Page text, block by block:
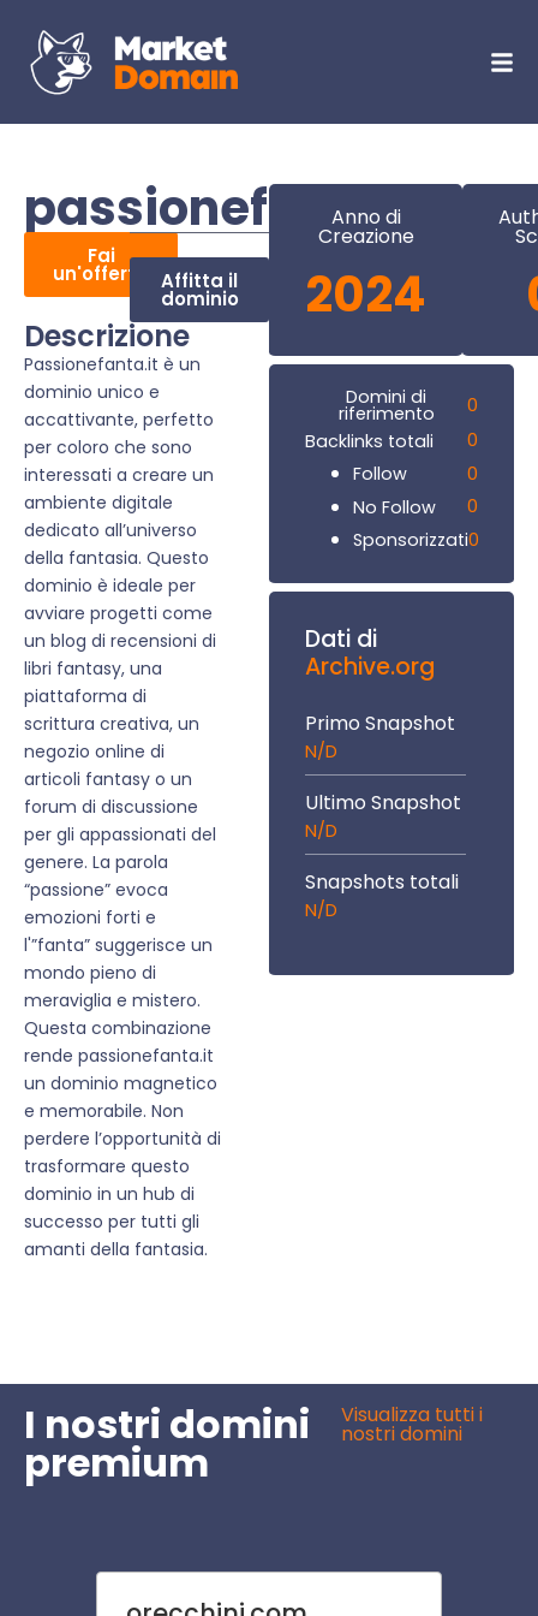
passionefanta.it
Fai
un'offerta Affitta il
dominio
Descrizione
Passionefanta.it è un
dominio unico e
accattivante, perfetto
per coloro che sono
interessati a creare un
ambiente digitale
dedicato all’universo
della fantasia. Questo
dominio è ideale per
avviare progetti come
un blog di recensioni di
libri fantasy, una
piattaforma di
scrittura creativa, un
negozio online di
articoli fantasy o un
forum di discussione
per gli appassionati del
genere. La parola
“passione” evoca
emozioni forti e
l'”fanta” suggerisce un
mondo pieno di
meraviglia e mistero.
Questa combinazione
rende passionefanta.it
un dominio magnetico
e memorabile. Non
perdere l’opportunità di
trasformare questo
dominio in un hub di
successo per tutti gli
amanti della fantasia.
Anno di
Creazione
2024
Domini di
riferimento
0
Backlinks totali
0
Follow
0
No Follow
0
Sponsorizzati0
Dati di
Archive.org
Primo Snapshot
N/D
Ultimo Snapshot
N/D
Snapshots totali
N/D
I nostri domini
premium
Visualizza tutti i
nostri domini